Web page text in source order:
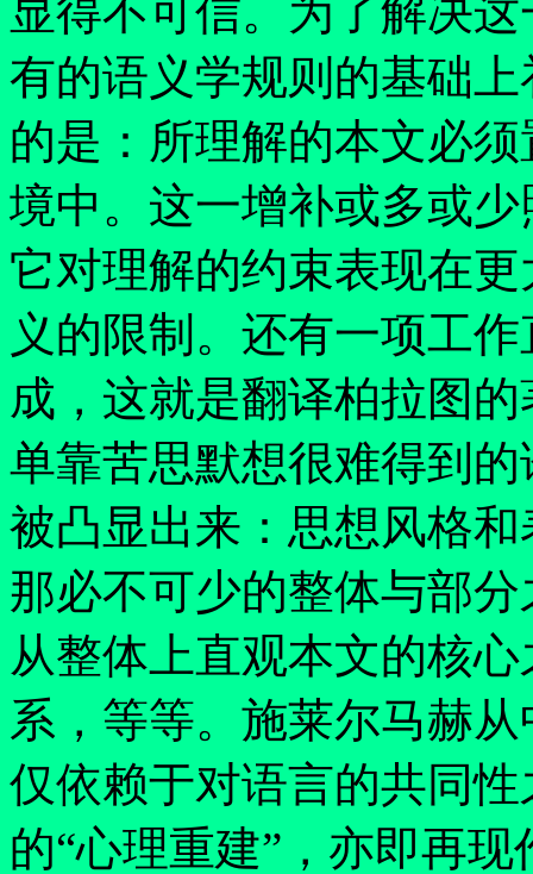
显得不可信。为了解决
有的语义学规则的基础
的是：所理解的本文必
境中。这一增补或多或
它对理解的约束表现在
义的限制。还有一项工
成，这就是翻译柏拉图
单靠苦思默想很难得到
被凸显出来：思想风格
那必不可少的整体与部
从整体上直观本文的核
系，等等。施莱尔马赫
仅依赖于对语言的共同
的“心理重建” ，亦即再